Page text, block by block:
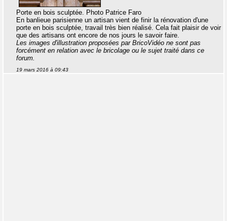
Porte en bois sculptée. Photo Patrice Faro
En banlieue parisienne un artisan vient de finir la rénovation d'une
porte en bois sculptée, travail très bien réalisé. Cela fait plaisir de voir
que des artisans ont encore de nos jours le savoir faire.
Les images d'illustration proposées par BricoVidéo ne sont pas
forcément en relation avec le bricolage ou le sujet traité dans ce
forum.
19 mars 2016 à 09:43